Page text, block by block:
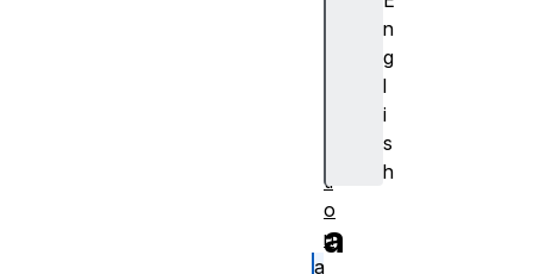
n
g
l
i
s
h
a
ti
o
n
a